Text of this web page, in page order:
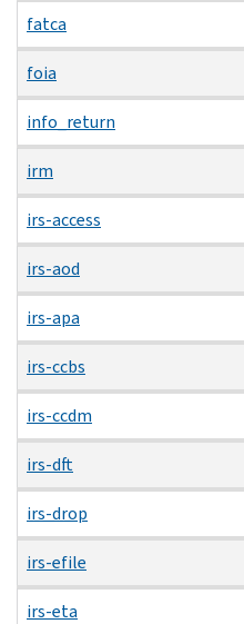
fatca
foia
info_return
irm
irs-access
irs-aod
irs-apa
irs-ccbs
irs-ccdm
irs-dft
irs-drop
irs-efile
irs-eta